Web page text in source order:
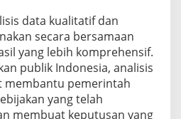
data kualitatif dan
secara bersamaan
yang lebih komprehensif.
publik Indonesia, analisis
membantu pemerintah
yang telah
membuat keputusan yang